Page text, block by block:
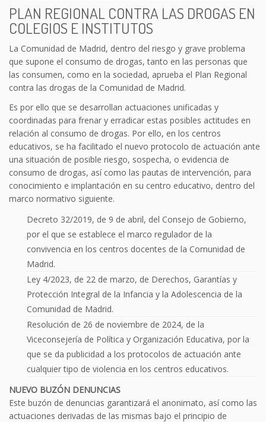
PLAN REGIONAL CONTRA LAS DROGAS EN
COLEGIOS E INSTITUTOS
La Comunidad de Madrid, dentro del riesgo y grave problema
que supone el consumo de drogas, tanto en las personas que
las consumen, como en la sociedad, aprueba el Plan Regional
contra las drogas de la Comunidad de Madrid.
Es por ello que se desarrollan actuaciones unificadas y
coordinadas para frenar y erradicar estas posibles actitudes en
relación al consumo de drogas. Por ello, en los centros
educativos, se ha facilitado el nuevo protocolo de actuación ante
una situación de posible riesgo, sospecha, o evidencia de
consumo de drogas, así como las pautas de intervención, para
conocimiento e implantación en su centro educativo, dentro del
marco normativo siguiente.
Decreto 32/2019, de 9 de abril, del Consejo de Gobierno,
por el que se establece el marco regulador de la
convivencia en los centros docentes de la Comunidad de
Madrid.
Ley 4/2023, de 22 de marzo, de Derechos, Garantías y
Protección Integral de la Infancia y la Adolescencia de la
Comunidad de Madrid.
Resolución de 26 de noviembre de 2024, de la
Viceconsejería de Política y Organización Educativa, por la
que se da publicidad a los protocolos de actuación ante
cualquier tipo de violencia en los centros educativos.
NUEVO BUZÓN DENUNCIAS
Este buzón de denuncias garantizará el anonimato, así como las
actuaciones derivadas de las mismas bajo el principio de